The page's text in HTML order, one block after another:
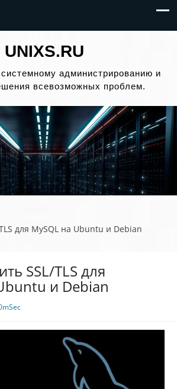
UNIXS.RU
администрированию и
всевозможных проблем.
для MySQL на Ubuntu и Debian
SSL/TLS для
и Debian